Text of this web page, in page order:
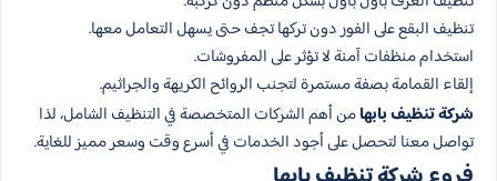
تنظيف البقع على الفور دون تركها تجف حتى يسهل التعامل معها.
استخدام منظفات آمنة لا تؤثر على المفروشات.
إلقاء القمامة بصفة مستمرة لتجنب الروائح الكريهة والجراثيم.
شركة تنظيف بابهامن أهم الشركات المتخصصة في التنظيف الشامل، لذا
تواصل معنا لتحصل على أجود الخدمات في أسرع وقت وسعر مميز للغاية.